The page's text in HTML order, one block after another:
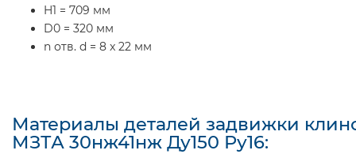
H1 = 709 мм
D0 = 320 мм
n отв. d = 8 x 22 мм
Материалы деталей задвижки
МЗТА 30нж41нж Ду150 Ру16: